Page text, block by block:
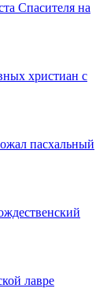
Спасителя на
христиан с
пасхальный
лавре